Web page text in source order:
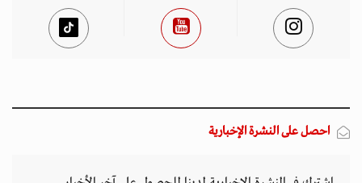
احصل على النشرة الإخبارية